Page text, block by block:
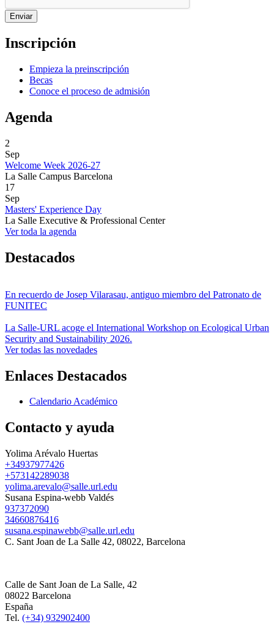
Inscripción
Empieza la preinscripción
Becas
Conoce el proceso de admisión
Agenda
2
Sep
Welcome Week 2026-27
La Salle Campus Barcelona
17
Sep
Masters' Experience Day
La Salle Executive & Professional Center
Ver toda la agenda
Destacados
En recuerdo de Josep Vilarasau, antiguo miembro del Patronato de
FUNITEC
La Salle-URL acoge el International Workshop on Ecological Urban
Security and Sustainability 2026.
Ver todas las novedades
Enlaces Destacados
Calendario Académico
Contacto y ayuda
Yolima Arévalo Huertas
+34937977426
+573142289038
yolima.arevalo@salle.url.edu
Susana Espina-webb Valdés
937372090
34660876416
susana.espinawebb@salle.url.edu
C. Sant Joan de La Salle 42, 08022, Barcelona
Calle de Sant Joan de La Salle, 42
08022 Barcelona
España
Tel. (+34) 932902400